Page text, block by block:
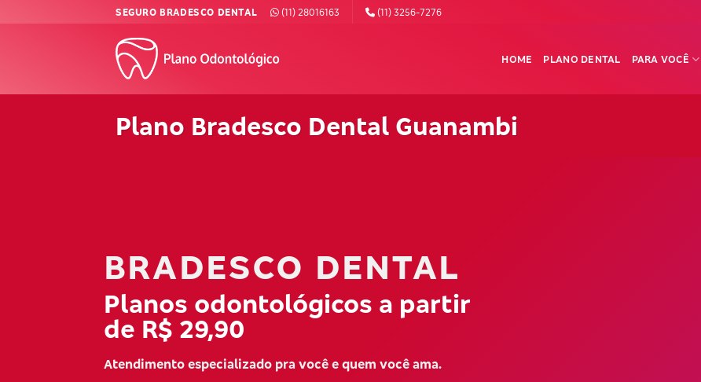
SEGURO BRADESCO DENTAL (11) 28016163 (11) 3256-7276
HOME PLANO DENTAL PARA VOCÊ
Plano Bradesco Dental Guanambi
BRADESCO DENTAL
Planos odontológicos a partir
de R$ 29,90
Atendimento especializado pra você e quem você ama.